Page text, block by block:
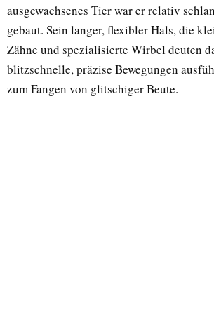
ausgewachsenes Tier war er relativ
gebaut. Sein langer, flexibler Hals, die
Zähne und spezialisierte Wirbel deuten
blitzschnelle, präzise Bewegungen
zum Fangen von glitschiger Beute.